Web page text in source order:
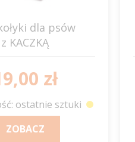
dla psów
z KACZKĄ
zł
ostatnie sztuki
ZOBACZ